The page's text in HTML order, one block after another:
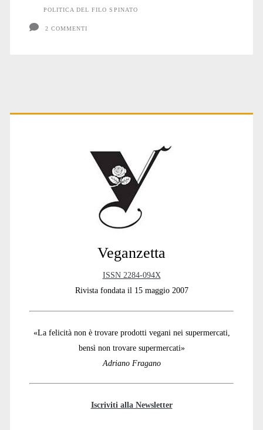
POLITICA DEL FILO SPINATO
2 COMMENTI
Primary
Veganzetta
ISSN 2284-094X
Rivista fondata il 15 maggio 2007
«La felicità non è trovare prodotti vegani nei supermercati,
bensì non trovare supermercati»
Adriano Fragano
Iscriviti alla Newsletter